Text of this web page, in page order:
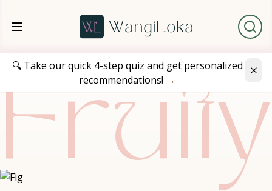
🔍 Take our quick 4-step quiz and get personalized
recommendations! →
Fruity